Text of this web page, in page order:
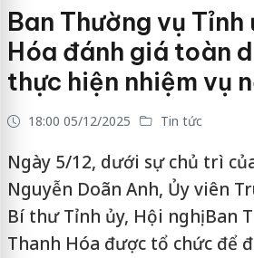
Ban Thường vụ Tỉnh
Hóa đánh giá toàn
thực hiện nhiệm vụ
18:00 05/12/2025 Tin tức
Ngày 5/12, dưới sự chủ trì
Nguyễn Doãn Anh, Ủy viên
Bí thư Tỉnh ủy, Hội nghị Ban
Thanh Hóa được tổ chức để